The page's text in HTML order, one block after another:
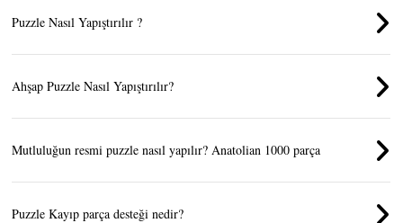
Puzzle Nasıl Yapıştırılır ?
Ahşap Puzzle Nasıl Yapıştırılır?
Mutluluğun resmi puzzle nasıl yapılır? Anatolian 1000 parça
Puzzle Kayıp parça desteği nedir?